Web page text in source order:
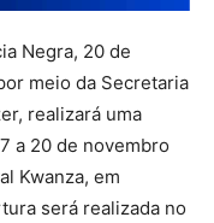
Negra, 20 de
meio da Secretaria
realizará uma
a 20 de novembro
Kwanza, em
será realizada no